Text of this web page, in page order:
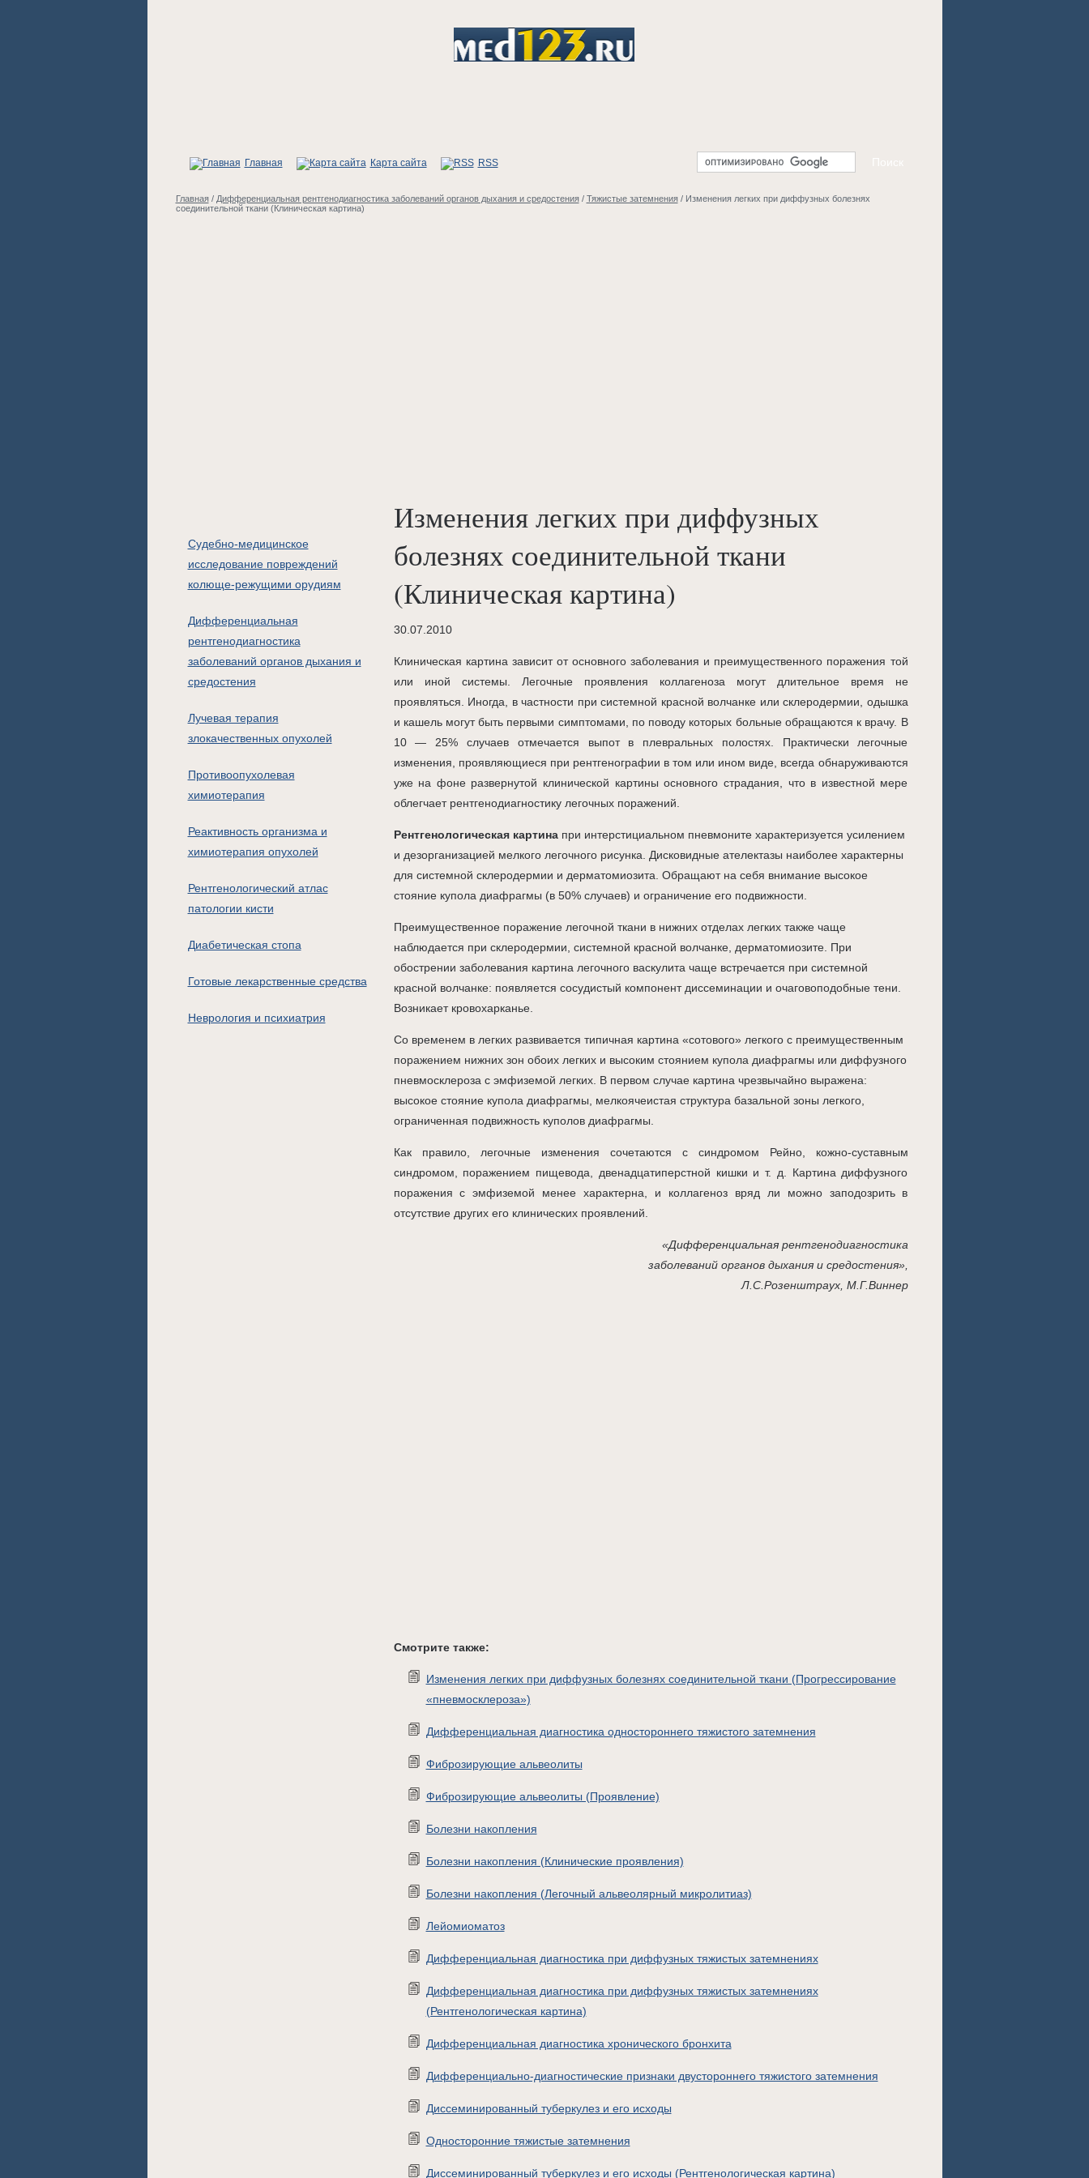
Главная Карта сайта RSS
Главная/ Дифференциальная рентгенодиагностика заболеваний органов дыхания и средостения/ Тяжистые затемнения/ Изменения легких при диффузных болезнях
соединительной ткани (Клиническая картина)
Судебно-медицинское
исследование повреждений
колюще-режущими орудиям
Дифференциальная
рентгенодиагностика
заболеваний органов дыхания и
средостения
Лучевая терапия
злокачественных опухолей
Противоопухолевая
химиотерапия
Реактивность организма и
химиотерапия опухолей
Рентгенологический атлас
патологии кисти
Диабетическая стопа
Готовые лекарственные средства
Неврология и психиатрия
Изменения легких при диффузных
болезнях соединительной ткани
(Клиническая картина)
30.07.2010
Клиническая картина зависит от основного заболевания и преимущественного поражения той
или иной системы. Легочные проявления коллагеноза могут длительное время не
проявляться. Иногда, в частности при системной красной волчанке или склеродермии, одышка
и кашель могут быть первыми симптомами, по поводу которых больные обращаются к врачу. В
10 — 25% случаев отмечается выпот в плевральных полостях. Практически легочные
изменения, проявляющиеся при рентгенографии в том или ином виде, всегда обнаруживаются
уже на фоне развернутой клинической картины основного страдания, что в известной мере
облегчает рентгенодиагностику легочных поражений.
Рентгенологическая картина при интерстициальном пневмоните характеризуется усилением
и дезорганизацией мелкого легочного рисунка. Дисковидные ателектазы наиболее характерны
для системной склеродермии и дерматомиозита. Обращают на себя внимание высокое
стояние купола диафрагмы (в 50% случаев) и ограничение его подвижности.
Преимущественное поражение легочной ткани в нижних отделах легких также чаще
наблюдается при склеродермии, системной красной волчанке, дерматомиозите. При
обострении заболевания картина легочного васкулита чаще встречается при системной
красной волчанке: появляется сосудистый компонент диссеминации и очаговоподобные тени.
Возникает кровохарканье.
Со временем в легких развивается типичная картина «сотового» легкого с преимущественным
поражением нижних зон обоих легких и высоким стоянием купола диафрагмы или диффузного
пневмосклероза с эмфиземой легких. В первом случае картина чрезвычайно выражена:
высокое стояние купола диафрагмы, мелкоячеистая структура базальной зоны легкого,
ограниченная подвижность куполов диафрагмы.
Как правило, легочные изменения сочетаются с синдромом Рейно, кожно-суставным
синдромом, поражением пищевода, двенадцатиперстной кишки и т. д. Картина диффузного
поражения с эмфиземой менее характерна, и коллагеноз вряд ли можно заподозрить в
отсутствие других его клинических проявлений.
«Дифференциальная рентгенодиагностика
заболеваний органов дыхания и средостения»,
Л.С.Розенштраух, М.Г.Виннер
Смотрите также:
Изменения легких при диффузных болезнях соединительной ткани (Прогрессирование
«пневмосклероза»)
Дифференциальная диагностика одностороннего тяжистого затемнения
Фиброзирующие альвеолиты
Фиброзирующие альвеолиты (Проявление)
Болезни накопления
Болезни накопления (Клинические проявления)
Болезни накопления (Легочный альвеолярный микролитиаз)
Лейомиоматоз
Дифференциальная диагностика при диффузных тяжистых затемнениях
Дифференциальная диагностика при диффузных тяжистых затемнениях
(Рентгенологическая картина)
Дифференциальная диагностика хронического бронхита
Дифференциально-диагностические признаки двустороннего тяжистого затемнения
Диссеминированный туберкулез и его исходы
Односторонние тяжистые затемнения
Диссеминированный туберкулез и его исходы (Рентгенологическая картина)